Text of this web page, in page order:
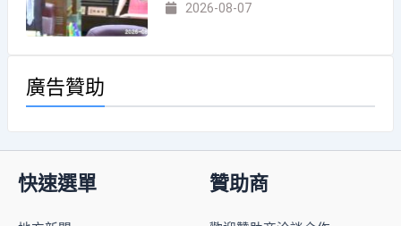
2026-08-07
廣告贊助
快速選單 贊助商